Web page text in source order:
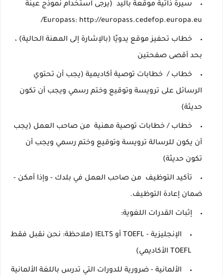
سيرة ذاتية موقعة باليد (يرجى استخدام نموذج عينة
Europass: http://europass.cedefop.europa.eu/
خطاب تحفيز موقع يدويًا (بالإشارة إلى المهنة الحالية) ،
بحد أقصى صفحتين
خطاب /خطابات توصية أكاديمية (يجب أن تحتوي
الرسائل على ترويسة وتوقيع وختم رسمي ويجب أن تكون
حديثة)
خطاب / خطابات توصية مهنية من صاحب العمل (يجب
أن يكون للرسالة ترويسة وتوقيع وختم رسمي ويجب أن
تكون حديثة)
تأكيد التوظيف من صاحب العمل في بلدك - وإذا أمكن -
ضمان إعادة التوظيف.
إثبات القدرات اللغوية:
الإنجليزية - TOEFL أو IELTS (ملاحظة: نحن نقبل فقط
TOEFL الأكاديمي)
الألمانية - ضرورية للدورات التي تدرس باللغة الألمانية